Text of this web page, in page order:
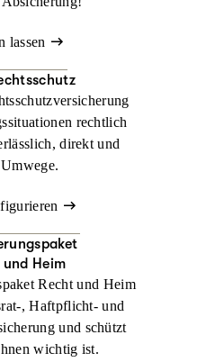
lassen
rechtlich
direkt und
und Heim
Recht und Heim
, Haftpflicht- und
und schützt
wichtig ist.